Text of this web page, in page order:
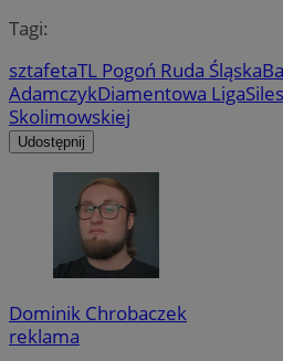
Tagi:
sztafetaTL Pogoń Ruda Śląska
AdamczykDiamentowa Liga
Skolimowskiej
Udostępnij
Dominik Chrobaczek
reklama